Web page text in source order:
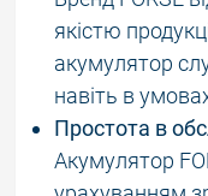
якістю
акумулятор
навіть в
Простота в
Акумулятор